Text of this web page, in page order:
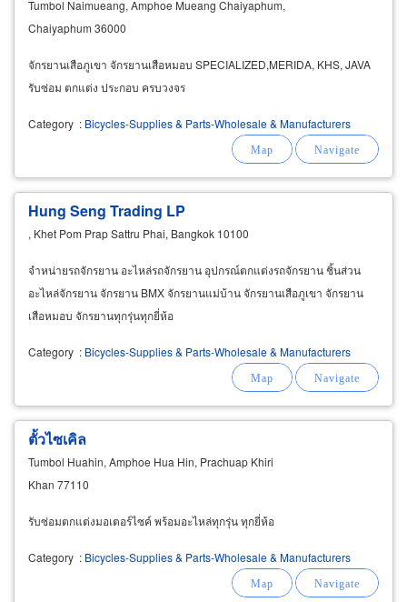
Tumbol Naimueang, Amphoe Mueang Chaiyaphum,
Chaiyaphum 36000
จักรยานเสือภูเขา จักรยานเสือหมอบ SPECIALIZED,MERIDA, KHS, JAVA
รับซ่อม ตกแต่ง ประกอบ ครบวงจร
Category : Bicycles-Supplies & Parts-Wholesale & Manufacturers
Hung Seng Trading LP
, Khet Pom Prap Sattru Phai, Bangkok 10100
จำหน่ายรถจักรยาน อะไหล่รถจักรยาน อุปกรณ์ตกแต่งรถจักรยาน ชิ้นส่วน
อะไหล่จักรยาน จักรยาน BMX จักรยานแม่บ้าน จักรยานเสือภูเขา จักรยาน
เสือหมอบ จักรยานทุกรุ่นทุกยี่ห้อ
Category : Bicycles-Supplies & Parts-Wholesale & Manufacturers
ตั้วไซเคิล
Tumbol Huahin, Amphoe Hua Hin, Prachuap Khiri
Khan 77110
รับซ่อมตกแต่งมอเตอร์ไซค์ พร้อมอะไหล่ทุกรุ่น ทุกยี่ห้อ
Category : Bicycles-Supplies & Parts-Wholesale & Manufacturers